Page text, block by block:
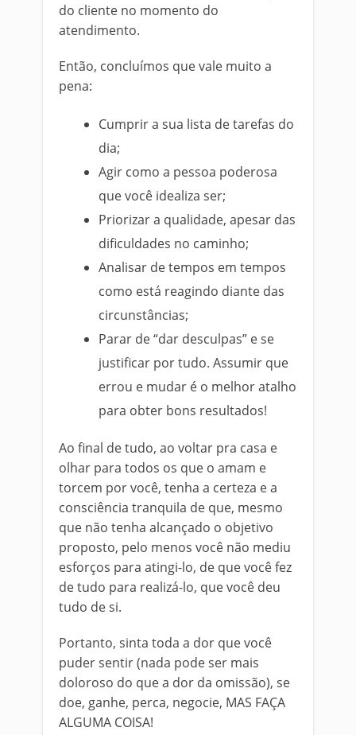
do cliente no momento do
atendimento.
Então, concluímos que vale muito a
pena:
Cumprir a sua lista de tarefas do
dia;
Agir como a pessoa poderosa
que você idealiza ser;
Priorizar a qualidade, apesar das
dificuldades no caminho;
Analisar de tempos em tempos
como está reagindo diante das
circunstâncias;
Parar de “dar desculpas” e se
justificar por tudo. Assumir que
errou e mudar é o melhor atalho
para obter bons resultados!
Ao final de tudo, ao voltar pra casa e
olhar para todos os que o amam e
torcem por você, tenha a certeza e a
consciência tranquila de que, mesmo
que não tenha alcançado o objetivo
proposto, pelo menos você não mediu
esforços para atingi-lo, de que você fez
de tudo para realizá-lo, que você deu
tudo de si.
Portanto, sinta toda a dor que você
puder sentir (nada pode ser mais
doloroso do que a dor da omissão), se
doe, ganhe, perca, negocie, MAS FAÇA
ALGUMA COISA!